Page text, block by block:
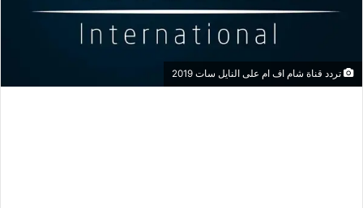
تردد قناة شام اف ام على النايل سات 2019